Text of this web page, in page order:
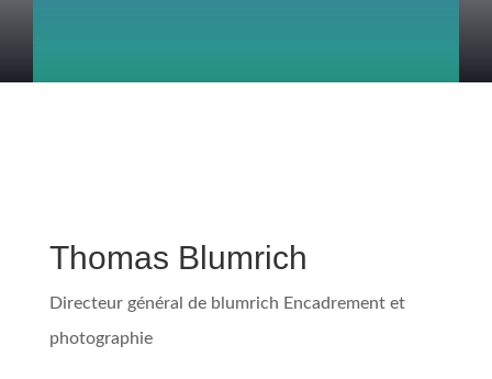
Thomas Blumrich
Directeur général de blumrich Encadrement et
photographie